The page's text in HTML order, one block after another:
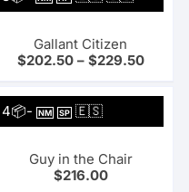
Gallant Citizen
$202.50– $229.50
4📦-NM SP 🇪🇸
Guy in the Chair
$216.00